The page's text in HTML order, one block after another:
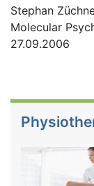
Stephan
Molecular
27.09.2006